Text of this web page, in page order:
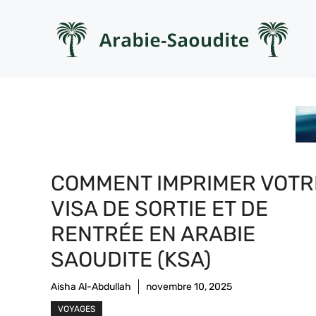
COMMENT IMPRIMER
VISA DE SORTIE ET DE
RENTRÉE EN ARABIE
SAOUDITE (KSA)
Aisha Al-Abdullah novembre 10, 2025
VOYAGES